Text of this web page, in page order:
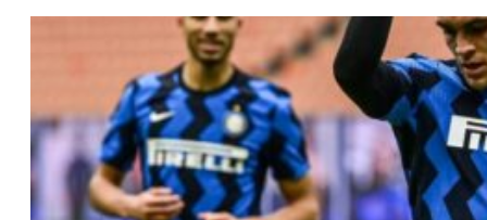
Saiba onde apostar e onde assistir ao jogo de hoje entre